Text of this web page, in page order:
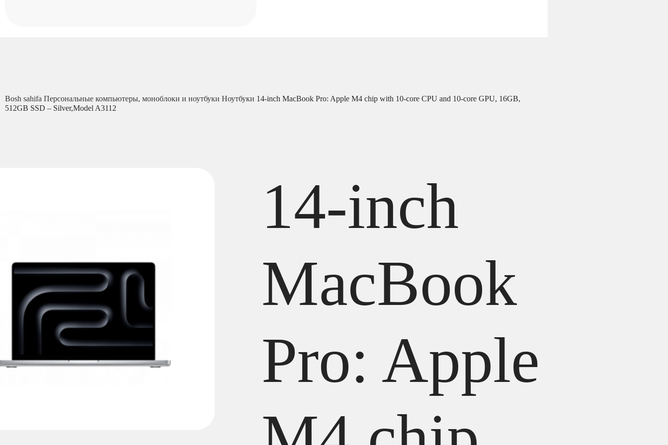
Bosh sahifa Персональные компьютеры, моноблоки и ноутбуки Ноутбуки 14-inch MacBook Pro: Apple M4 chip with 10‑core CPU and 10‑core GPU, 16GB,
512GB SSD – Silver,Model A3112
14-inch
MacBook
Pro: Apple